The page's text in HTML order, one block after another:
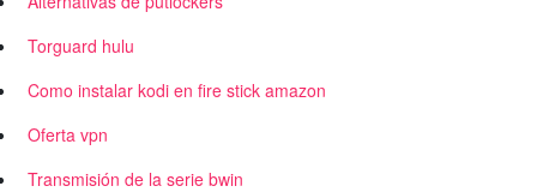
Torguard hulu
Como instalar kodi en fire stick amazon
Oferta vpn
Transmisión de la serie bwin